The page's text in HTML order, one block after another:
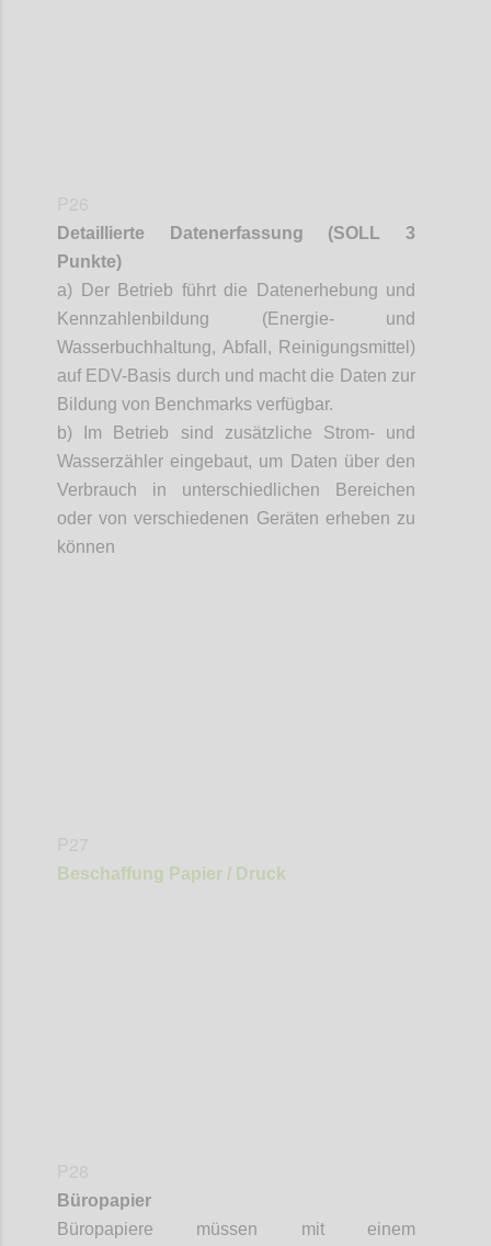
Detaillierte Datenerfassung (SOLL 3
Punkte)
a) Der Betrieb führt die Datenerhebung und
Kennzahlenbildung (Energie- und
Wasserbuchhaltung, Abfall, Reinigungsmittel)
auf EDV-Basis durch und macht die Daten zur
Bildung von Benchmarks verfügbar.
b) Im Betrieb sind zusätzliche Strom- und
Wasserzähler eingebaut, um Daten über den
Verbrauch in unterschiedlichen Bereichen
oder von verschiedenen Geräten erheben zu
können
Beschaffung Papier / Druck
Büropapier
Büropapiere müssen mit einem